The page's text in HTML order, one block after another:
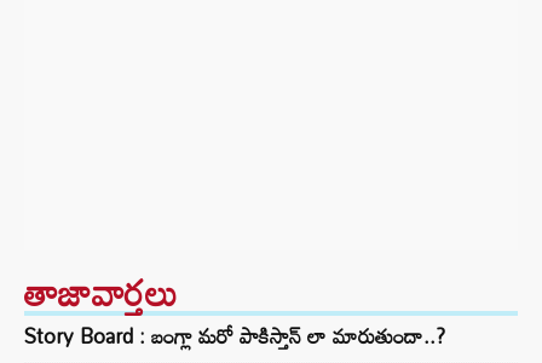
తాజావార్తలు
Story Board : బంగ్లా మరో పాకిస్తాన్ లా మారుతుందా..?